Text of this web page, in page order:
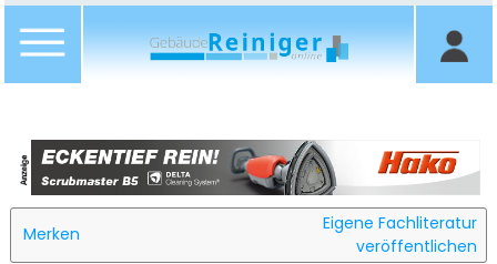
Merken
Eigene Fachliteratur
veröffentlichen